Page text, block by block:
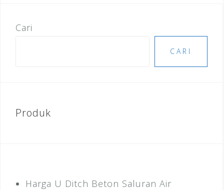
Cari
CARI
Produk
Harga U Ditch Beton Saluran Air